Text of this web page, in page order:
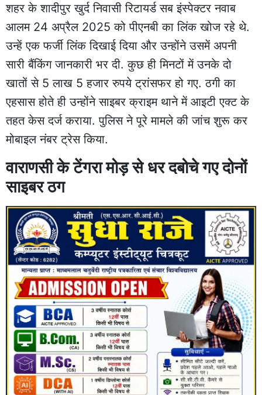
शहर के शादीपुर खुर्द निवासी रिटायर्ड सब इंस्पेक्टर नवाब
आलम 24 अप्रैल 2025 को पीएनबी का लिंक खोज रहे थे.
उन्हें एक फर्जी लिंक दिखाई दिया और उन्होंने उसमें अपनी
सारी बैंकिंग जानकारी भर दी. कुछ ही मिनटों में उनके दो
खातों से 5 लाख 5 हजार रुपये ट्रांसफर हो गए. ठगी का
एहसास होते ही उन्होंने साइबर क्राइम थाने में आइटी एक्ट के
तहत केस दर्ज कराया. पुलिस ने पूरे मामले की जांच शुरू कर
मोबाइल नंबर ट्रेस किया.
वाराणसी के टेंगरा मोड़ से धर दबोचे गए दोनों
साइबर ठग